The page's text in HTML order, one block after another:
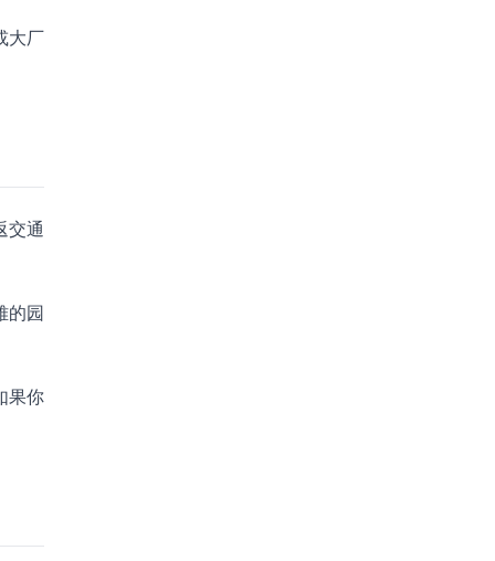
大厂
交通
的园
果你